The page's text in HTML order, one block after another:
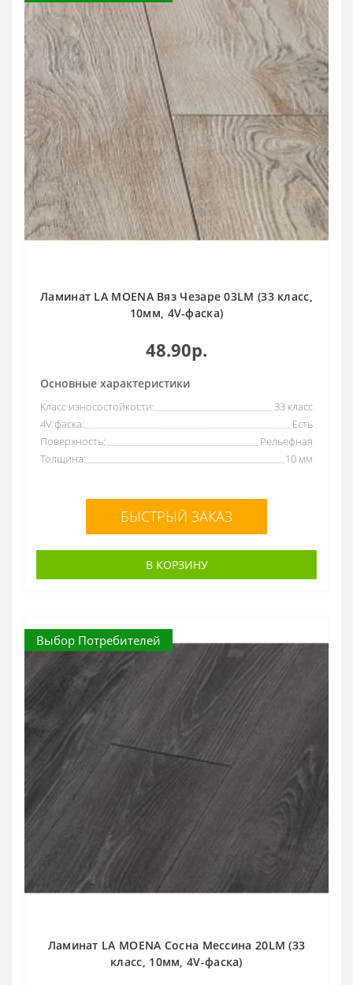
Ламинат LA MOENA Вяз Чезаре 03LM (33 класс,
10мм, 4V-фаска)
48.90р.
Основные характеристики
Класс износостойкости:
33 класс
4V фаска:
Есть
Поверхность:
Рельефная
Толщина:
10 мм
БЫСТРЫЙ ЗАКАЗ
В КОРЗИНУ
Выбор Потребителей
Ламинат LA MOENA Сосна Мессина 20LM (33
класс, 10мм, 4V-фаска)